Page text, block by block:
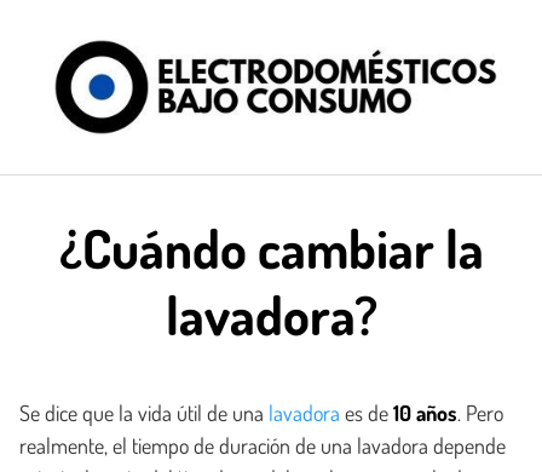
contenido
¿Cuándo cambiar la
lavadora?
Se dice que la vida útil de una lavadora es de10 años. Pero
realmente, el tiempo de duración de una lavadora depende